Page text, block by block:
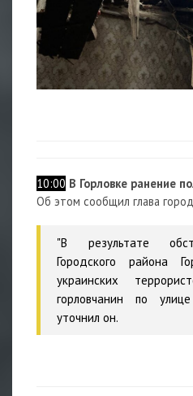
10:00 В Горловке ранение
Об этом сообщил глава
"В результате
Городского района
украинских
горловчанин по
уточнил он.